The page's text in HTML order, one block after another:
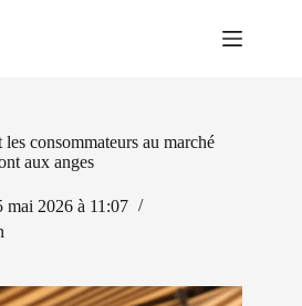
consommateurs au marché
aux anges
mai 2026 à 11:07